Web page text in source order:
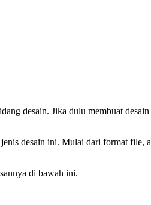
desain. Jika dulu membuat
desain ini. Mulai dari format file,
di bawah ini.